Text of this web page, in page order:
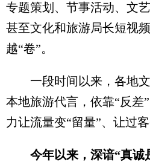
专题策划、节事活动、文
甚至文化和旅游局长短视
越“卷”。
一段时间以来，各地文
本地旅游代言，依靠“反差
力让流量变“留量”、让过客
今年以来，深谙“真诚